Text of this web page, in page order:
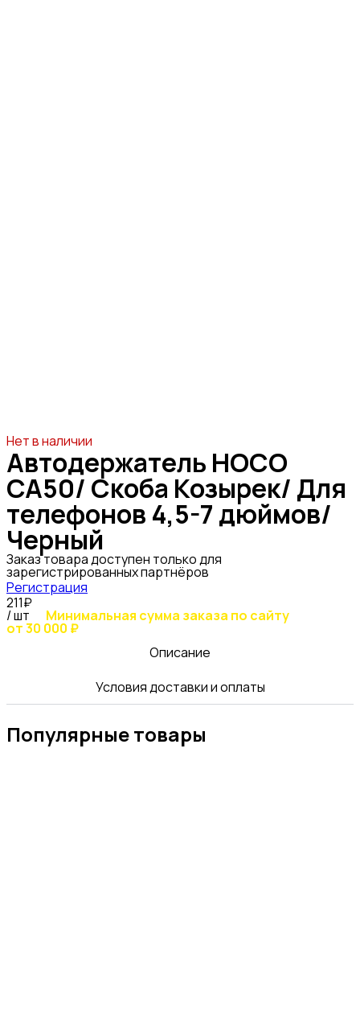
Нет в наличии
Автодержатель HOCO
CA50/ Скоба Козырек/ Для
телефонов 4,5-7 дюймов/
Черный
Заказ товара доступен только для
зарегистрированных партнёров
Регистрация
211₽
/ шт Минимальная сумма заказа по сайту
от 30 000 ₽
Описание
Условия доставки и оплаты
Популярные товары